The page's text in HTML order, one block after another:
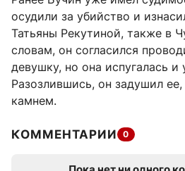
осудили за убийство и
Татьяны Рекутиной, также в
словам, он согласился
девушку, но она испугалась и
Разозлившись, он задушил
камнем.
КОММЕНТАРИИ 0